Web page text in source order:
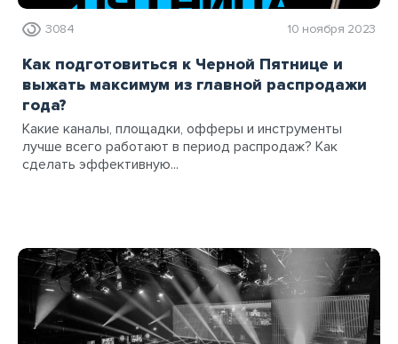
3084 10 ноября 2023
Как подготовиться к Черной Пятнице и
выжать максимум из главной распродажи
года?
Какие каналы, площадки, офферы и инструменты
лучше всего работают в период распродаж? Как
сделать эффективную...